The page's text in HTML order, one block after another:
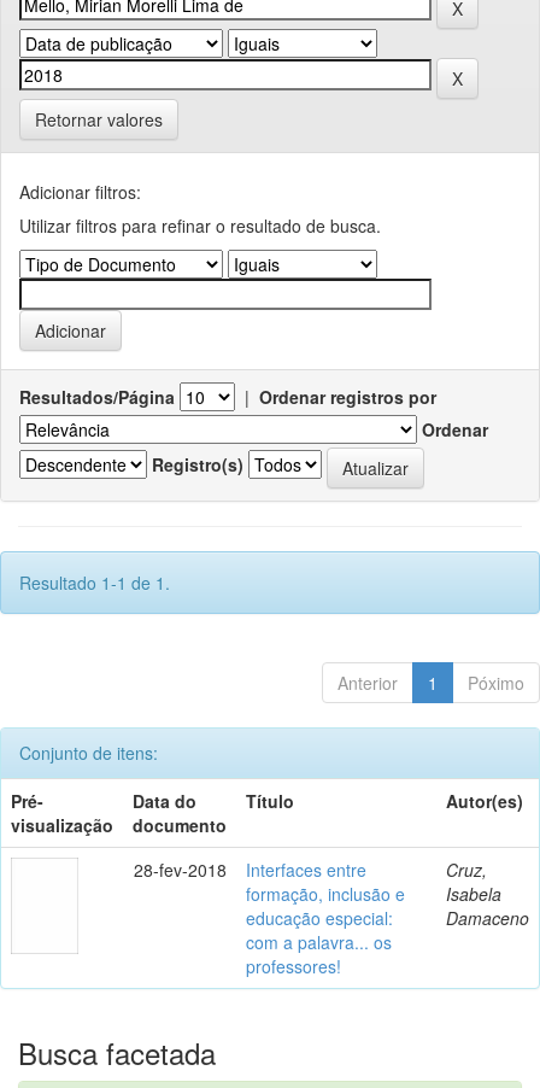
Retornar valores
Adicionar filtros:
Utilizar filtros para refinar o resultado de busca.
Resultados/Página | Ordenar registros por
Ordenar
Registro(s)
Resultado 1-1 de 1.
Anterior 1 Póximo
Conjunto de itens:
Pré-
visualização
Data do
documento
Título Autor(es)
28-fev-2018
Interfaces entre
formação, inclusão e
educação especial:
com a palavra... os
professores!
Cruz,
Isabela
Damaceno
Busca facetada